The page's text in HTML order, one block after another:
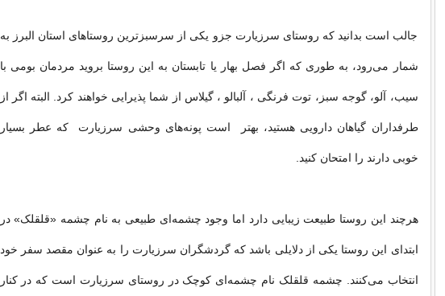
جالب است بدانید که روستای سرزیارت جزو یکی از سرسبز‌ترین روستاهای استان البرز به
شمار می‌رود، به طوری که اگر فصل بهار یا تابستان به این روستا بروید مردمان بومی با
سیب، آلو، گوجه سبز، توت فرنگی ، آلبالو ، گیلاس از شما پذیرایی خواهند کرد. البته اگر از
طرفداران گیاهان دارویی هستید، بهتر است پونه‌های وحشی سرزیارت که عطر بسیار
خوبی دارند را امتحان کنید.
هرچند این روستا طبیعت زیبایی دارد اما وجود چشمه‌ای طبیعی به نام چشمه «قلقلک» در
ابتدای این روستا یکی از دلایلی باشد که گردشگران سرزیارت را به عنوان مقصد سفر خود
انتخاب می‌کنند. چشمه قلقلک نام چشمه‌ای کوچک در روستای سرزیارت است که در کنار